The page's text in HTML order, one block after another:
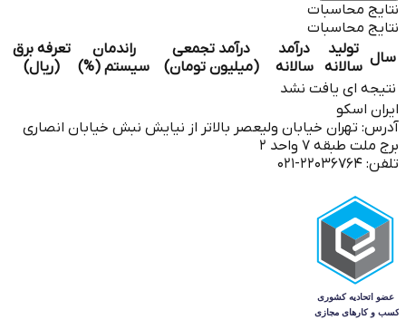
نتایج محاسبات
نتایج محاسبات
سال تولید
سالانه
درآمد
سالانه
درآمد تجمعی
(میلیون تومان)
راندمان
سیستم (%)
تعرفه برق
(ریال)
نتیجه ای یافت نشد
ایران اسکو
آدرس: تهران خیابان ولیعصر بالاتر از نیایش نبش خیابان انصاری
برج ملت طبقه ۷ واحد ۲
تلفن: ۲۲۰۳۶۷۶۴-۰۲۱